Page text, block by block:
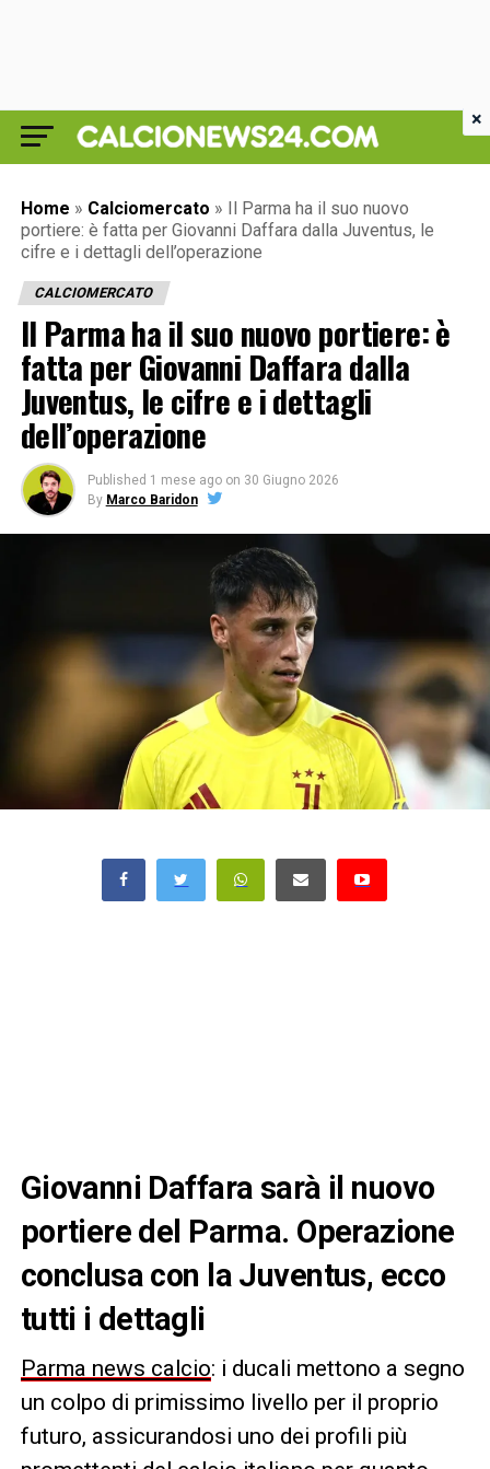
Home » Calciomercato » Il Parma ha il suo nuovo
portiere: è fatta per Giovanni Daffara dalla Juventus, le
cifre e i dettagli dell’operazione
CALCIOMERCATO
Il Parma ha il suo nuovo portiere: è
fatta per Giovanni Daffara dalla
Juventus, le cifre e i dettagli
dell’operazione
Published 1 mese ago on 30 Giugno 2026
By Marco Baridon
Giovanni Daffara sarà il nuovo
portiere del Parma. Operazione
conclusa con la Juventus, ecco
tutti i dettagli
Parma news calcio: i ducali mettono a segno
un colpo di primissimo livello per il proprio
futuro, assicurandosi uno dei profili più
×